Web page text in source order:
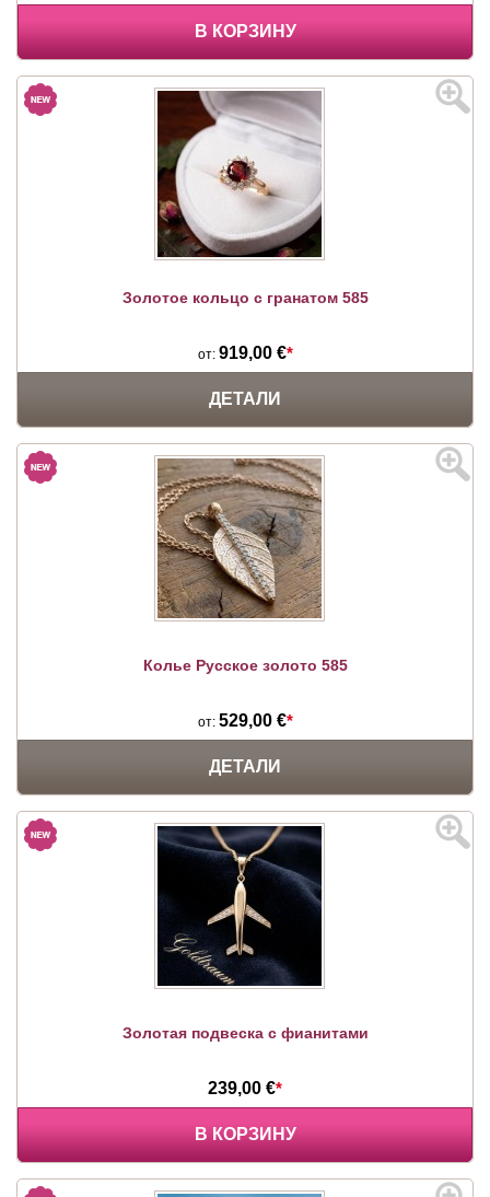
В КОРЗИНУ
Золотое кольцо с гранатом 585
от: 919,00 €*
ДЕТАЛИ
Колье Русское золото 585
от: 529,00 €*
ДЕТАЛИ
Золотая подвеска с фианитами
239,00 €*
В КОРЗИНУ